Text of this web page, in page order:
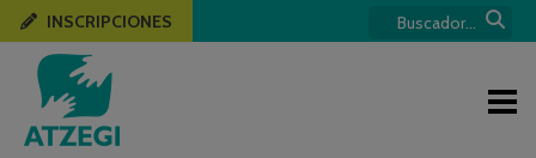
INSCRIPCIONES